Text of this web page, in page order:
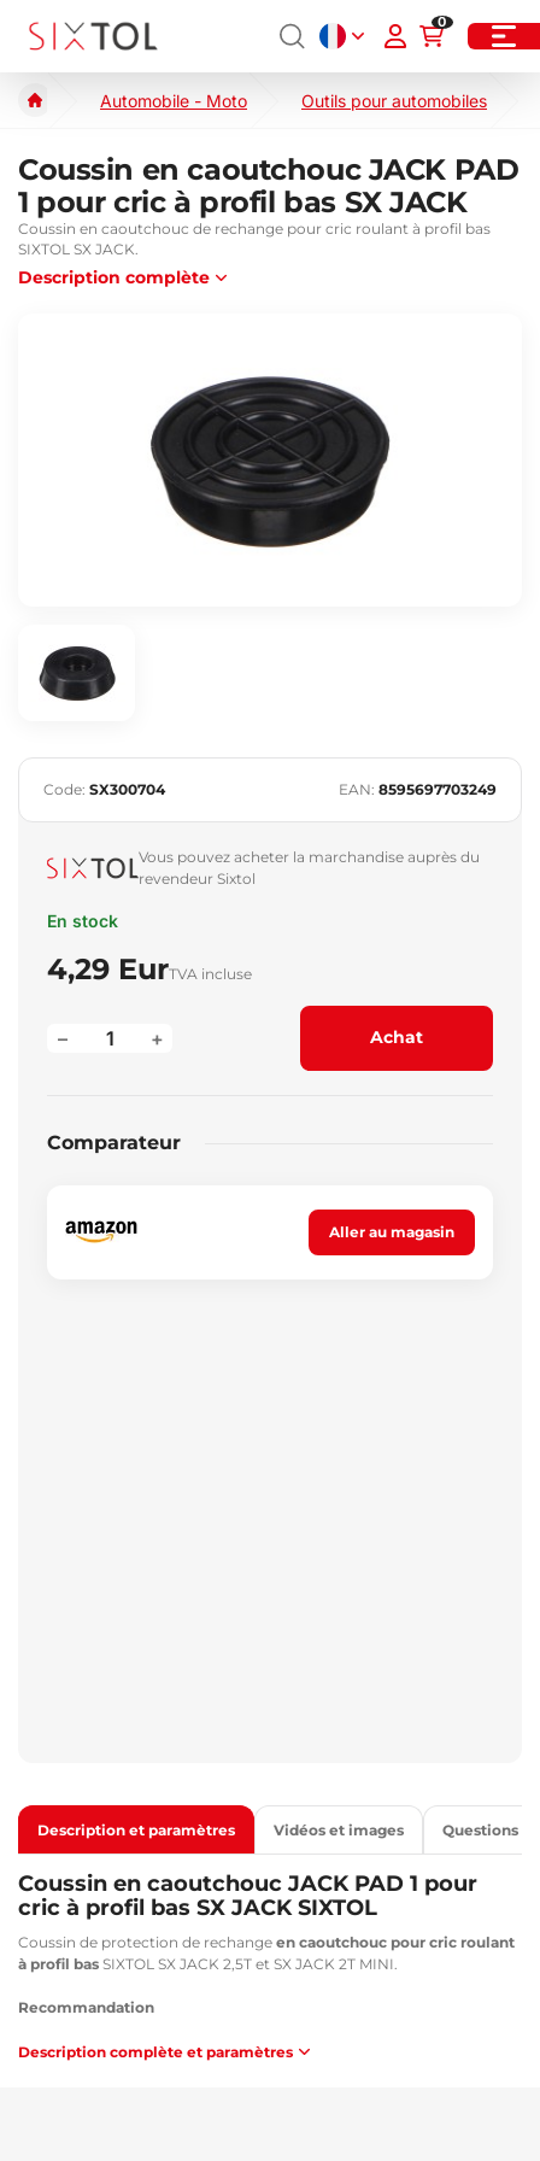
0
Automobile - Moto Outils pour automobiles
Coussin en caoutchouc JACK PAD
1 pour cric à profil bas SX JACK
Coussin en caoutchouc de rechange pour cric roulant à profil bas
SIXTOL SX JACK.
Description complète
Code: SX300704 EAN: 8595697703249
Vous pouvez acheter la marchandise auprès du
revendeur Sixtol
En stock
4,29 EurTVA incluse
+
– Achat
Comparateur
Aller au magasin
Description et paramètres Vidéos et images Questions
Coussin en caoutchouc JACK PAD 1 pour
cric à profil bas SX JACK SIXTOL
Coussin de protection de rechange en caoutchouc pour cric roulant
à profil bas SIXTOL SX JACK 2,5T et SX JACK 2T MINI.
Recommandation
Ces coussins en caoutchouc conviennent pour le cric hydraulique
SX Jack 2,5T
Description complète et paramètres